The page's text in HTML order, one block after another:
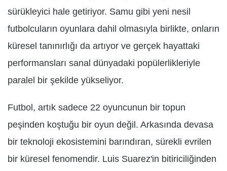
sürükleyici hale getiriyor. Samu gibi yeni nesil
futbolcuların oyunlara dahil olmasıyla birlikte, onların
küresel tanınırlığı da artıyor ve gerçek hayattaki
performansları sanal dünyadaki popülerlikleriyle
paralel bir şekilde yükseliyor.
Futbol, artık sadece 22 oyuncunun bir topun
peşinden koştuğu bir oyun değil. Arkasında devasa
bir teknoloji ekosistemini barındıran, sürekli evrilen
bir küresel fenomendir. Luis Suarez'in bitiriciliğinden